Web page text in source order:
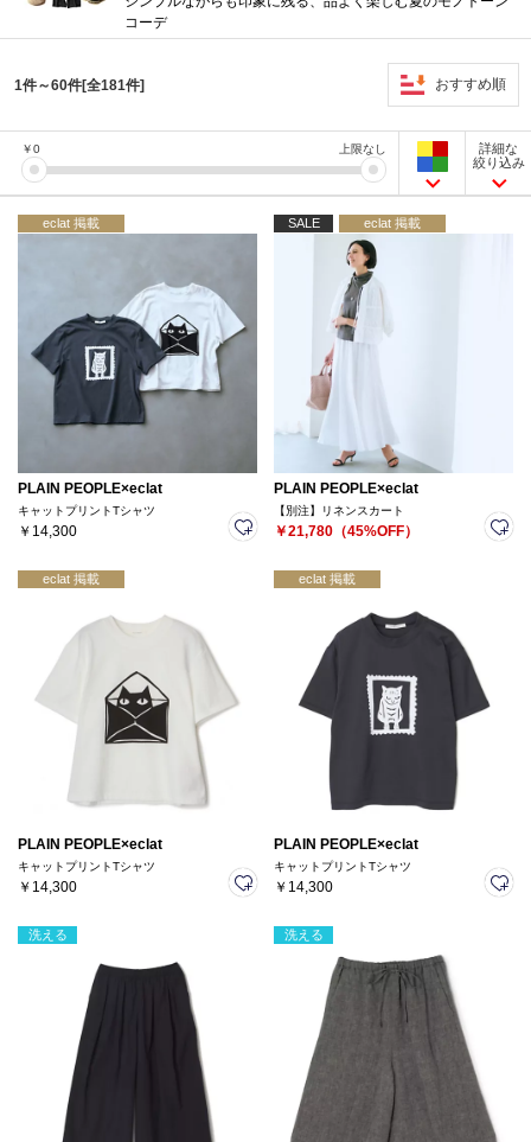
コーデ
1件～60件[全181件] おすすめ順
￥0 上限なし
詳細な
絞り込み
eclat 掲載
PLAIN PEOPLE×eclat
キャットプリントTシャツ
￥14,300
SALE eclat 掲載
PLAIN PEOPLE×eclat
【別注】リネンスカート
￥21,780（45%OFF）
eclat 掲載
PLAIN PEOPLE×eclat
キャットプリントTシャツ
￥14,300
eclat 掲載
PLAIN PEOPLE×eclat
キャットプリントTシャツ
￥14,300
洗える 洗える